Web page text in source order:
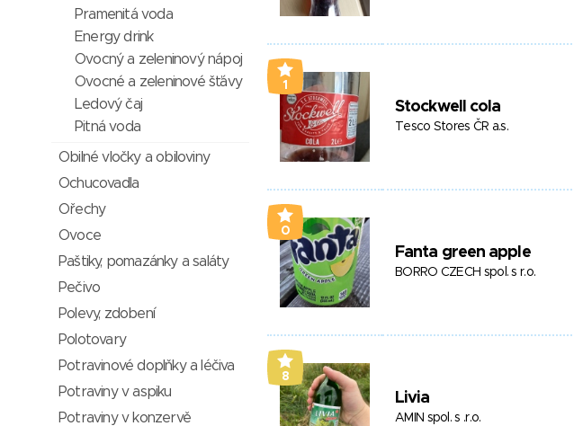
1
Stockwell cola
Tesco Stores ČR a.s.
0
Fanta green apple
BORRO CZECH spol. s r.o.
8
Livia
AMIN spol. s .r.o.
Pramenitá voda
Energy drink
Ovocný a zeleninový nápoj
Ovocné a zeleninové šťávy
Ledový čaj
Pitná voda
Obilné vločky a obiloviny
Ochucovadla
Ořechy
Ovoce
Paštiky, pomazánky a saláty
Pečivo
Polevy, zdobení
Polotovary
Potravinové doplňky a léčiva
Potraviny v aspiku
Potraviny v konzervě